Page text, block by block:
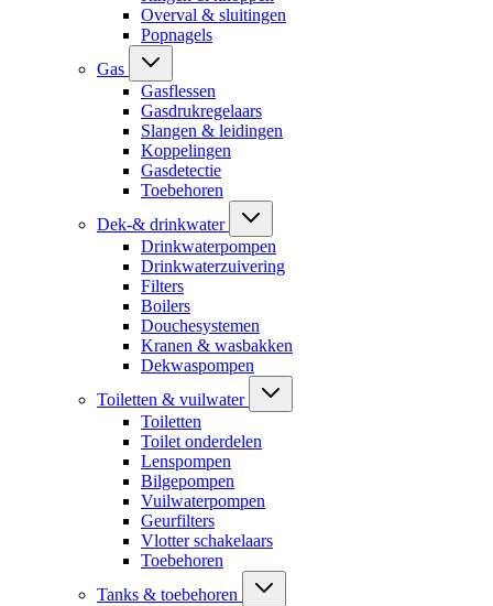
Overval & sluitingen
Popnagels
Gas
Gasflessen
Gasdrukregelaars
Slangen & leidingen
Koppelingen
Gasdetectie
Toebehoren
Dek-& drinkwater
Drinkwaterpompen
Drinkwaterzuivering
Filters
Boilers
Douchesystemen
Kranen & wasbakken
Dekwaspompen
Toiletten & vuilwater
Toiletten
Toilet onderdelen
Lenspompen
Bilgepompen
Vuilwaterpompen
Geurfilters
Vlotter schakelaars
Toebehoren
Tanks & toebehoren